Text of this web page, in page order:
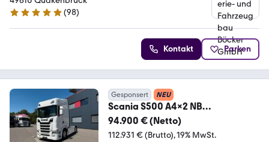
5 Sterne
(98)
Kontakt Parken
Gesponsert NEU
Scania S500 A4x2 NB
Super*Retarder*Euro6 E*LED*
94.900 € (Netto)
112.931 € (Brutto) 19% MwSt.